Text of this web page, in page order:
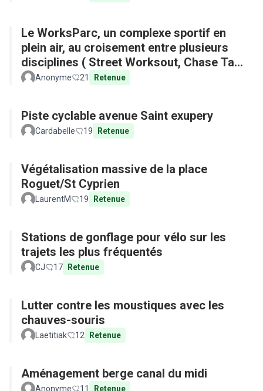
Le WorksParc, un complexe sportif en
plein air, au croisement entre plusieurs
disciplines ( Street Worksout, Chase Tag,
Parkour)
Anonyme 21 Retenue
Piste cyclable avenue Saint exupery
Cardabelle 19 Retenue
Végétalisation massive de la place
Roguet/St Cyprien
LaurentM 19 Retenue
Stations de gonflage pour vélo sur les
trajets les plus fréquentés
CJ 17 Retenue
Lutter contre les moustiques avec les
chauves-souris
Laetitiak 12 Retenue
Aménagement berge canal du midi
Anonyme 11 Retenue